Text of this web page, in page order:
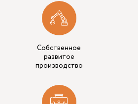
Собственное
развитое
производство